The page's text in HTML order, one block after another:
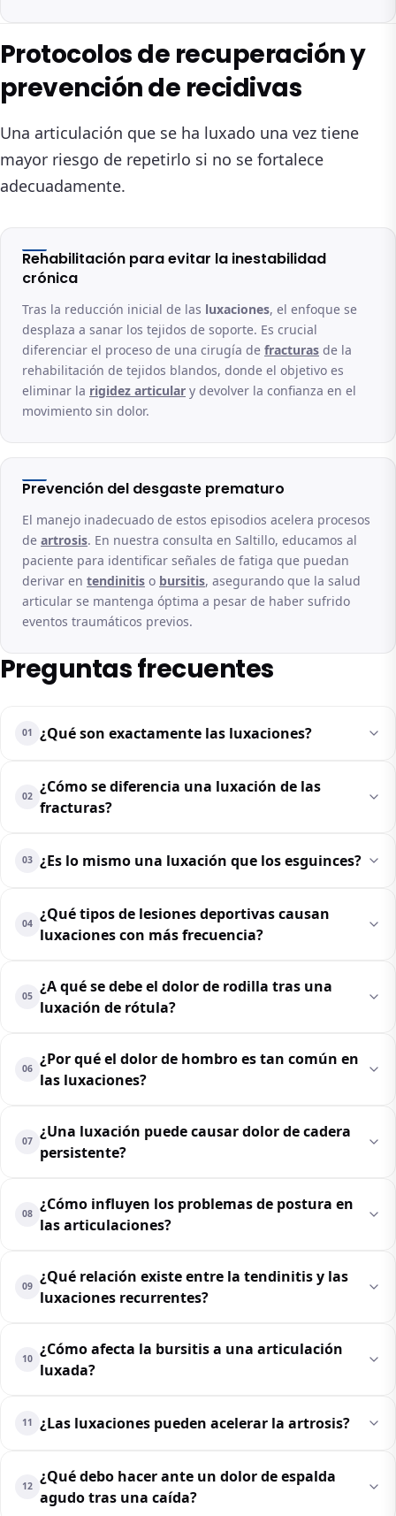
Protocolos de recuperación y
prevención de recidivas
Una articulación que se ha luxado una vez tiene
mayor riesgo de repetirlo si no se fortalece
adecuadamente.
Rehabilitación para evitar la inestabilidad
crónica
Tras la reducción inicial de las luxaciones, el enfoque se
desplaza a sanar los tejidos de soporte. Es crucial
diferenciar el proceso de una cirugía de fracturas de la
rehabilitación de tejidos blandos, donde el objetivo es
eliminar la rigidez articular y devolver la confianza en el
movimiento sin dolor.
Prevención del desgaste prematuro
El manejo inadecuado de estos episodios acelera procesos
de artrosis. En nuestra consulta en Saltillo, educamos al
paciente para identificar señales de fatiga que puedan
derivar en tendinitis o bursitis, asegurando que la salud
articular se mantenga óptima a pesar de haber sufrido
eventos traumáticos previos.
Preguntas frecuentes
01 ¿Qué son exactamente las luxaciones?
02
¿Cómo se diferencia una luxación de las
fracturas?
03 ¿Es lo mismo una luxación que los esguinces?
04
¿Qué tipos de lesiones deportivas causan
luxaciones con más frecuencia?
05
¿A qué se debe el dolor de rodilla tras una
luxación de rótula?
06
¿Por qué el dolor de hombro es tan común en
las luxaciones?
07
¿Una luxación puede causar dolor de cadera
persistente?
08
¿Cómo influyen los problemas de postura en
las articulaciones?
09
¿Qué relación existe entre la tendinitis y las
luxaciones recurrentes?
10
¿Cómo afecta la bursitis a una articulación
luxada?
11 ¿Las luxaciones pueden acelerar la artrosis?
12
¿Qué debo hacer ante un dolor de espalda
agudo tras una caída?